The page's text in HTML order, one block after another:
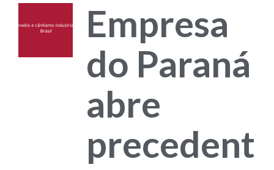
Empresa
do Paraná
abre
precedent